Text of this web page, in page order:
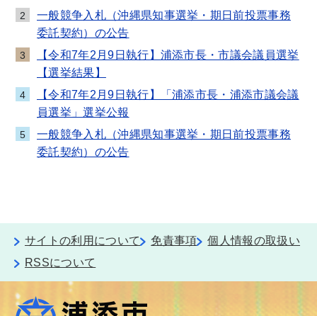
2
一般競争入札（沖縄県知事選挙・期日前投票事務
委託契約）の公告
3
【令和7年2月9日執行】浦添市長・市議会議員選挙
【選挙結果】
4
【令和7年2月9日執行】「浦添市長・浦添市議会議
員選挙」選挙公報
5
一般競争入札（沖縄県知事選挙・期日前投票事務
委託契約）の公告
サイトの利用について 免責事項
個人情報の取扱い
RSSについて